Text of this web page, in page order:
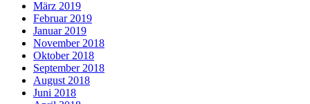
März 2019
Februar 2019
Januar 2019
November 2018
Oktober 2018
September 2018
August 2018
Juni 2018